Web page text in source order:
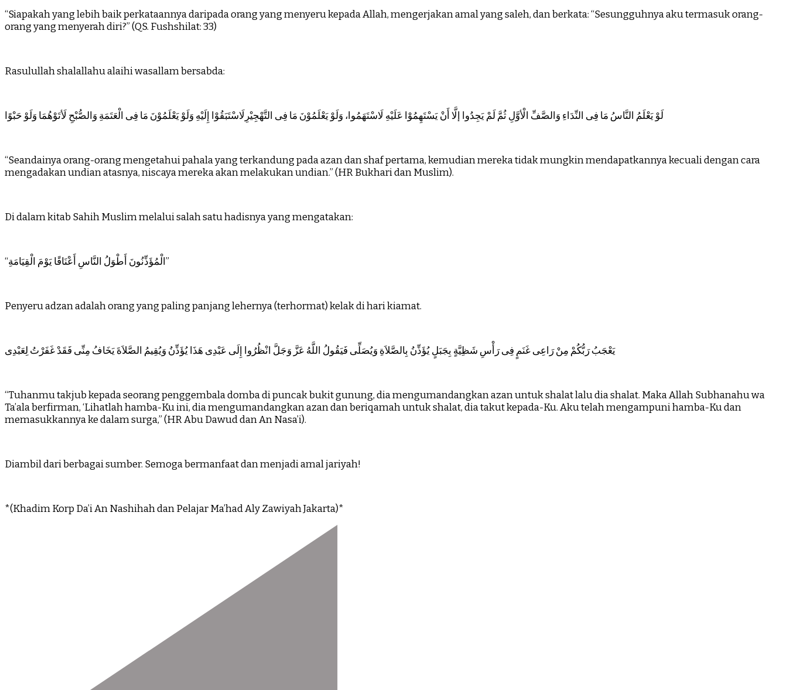
“Siapakah yang lebih baik perkataannya daripada orang yang menyeru kepada Allah, mengerjakan amal yang saleh, dan berkata: “Sesungguhnya aku termasuk orang-
orang yang menyerah diri?” (QS. Fushshilat: 33)
Rasulullah shalallahu alaihi wasallam bersabda:
لَوْ يَعْلَمُ النَّاسُ مَا فِى النِّدَاءِ وَالصَّفِّ الْأوَّلِ ثُمَّ لَمْ يَجِدُوا إلَّا أَنْ يَسْتَهِمُوْا عَلَيْهِ لَاسْتَهَمُوا، وَلَوْ يَعْلَمُوْنَ مَا فِى التَّهْجِيْرِلَاسْتَبَقُوْا إِلَيْهِ وَلَوْ يَعْلَمُوْنَ مَا فِى الْعَتَمَةِ وَالصُّبْحِ لَأتَوْهُمَا وَلَوْ حَبْوًا
“Seandainya orang-orang mengetahui pahala yang terkandung pada azan dan shaf pertama, kemudian mereka tidak mungkin mendapatkannya kecuali dengan cara
mengadakan undian atasnya, niscaya mereka akan melakukan undian.” (HR Bukhari dan Muslim).
Di dalam kitab Sahih Muslim melalui salah satu hadisnya yang mengatakan:
“الْمُؤَذِّنُونَ أَطْوَلُ النَّاسِ أَعْنَاقًا يَوْمَ الْقِيَامَةِ”
Penyeru adzan adalah orang yang paling panjang lehernya (terhormat) kelak di hari kiamat.
يَعْجَبُ رَبُّكُمْ مِنْ رَاعِى غَنَمٍ فِى رَأْسِ شَظِيَّةٍ بِجَبَلٍ يُؤَذِّنُ بِالصَّلاَةِ وَيُصَلِّى فَيَقُولُ اللَّهُ عَزَّ وَجَلَّ انْظُرُوا إِلَى عَبْدِى هَذَا يُؤَذِّنُ وَيُقِيمُ الصَّلاَةَ يَخَافُ مِنِّى فَقَدْ غَفَرْتُ لِعَبْدِى
“Tuhanmu takjub kepada seorang penggembala domba di puncak bukit gunung, dia mengumandangkan azan untuk shalat lalu dia shalat. Maka Allah Subhanahu wa
Ta’ala berfirman, ‘Lihatlah hamba-Ku ini, dia mengumandangkan azan dan beriqamah untuk shalat, dia takut kepada-Ku. Aku telah mengampuni hamba-Ku dan
memasukkannya ke dalam surga,” (HR Abu Dawud dan An Nasa’i).
Diambil dari berbagai sumber. Semoga bermanfaat dan menjadi amal jariyah!
*(Khadim Korp Da’i An Nashihah dan Pelajar Ma’had Aly Zawiyah Jakarta)*